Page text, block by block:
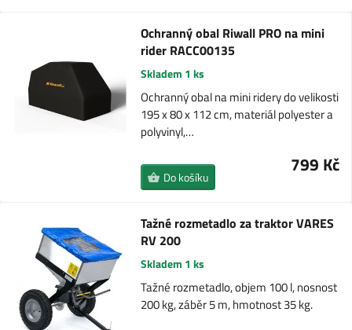
Ochranný obal Riwall PRO na mini
rider RACC00135
Skladem 1 ks
Ochranný obal na mini ridery do velikosti
195 x 80 x 112 cm, materiál polyester a
polyvinyl,…
799 Kč
Do košíku
Tažné rozmetadlo za traktor VARES
RV 200
Skladem 1 ks
Tažné rozmetadlo, objem 100 l, nosnost
200 kg, záběr 5 m, hmotnost 35 kg.